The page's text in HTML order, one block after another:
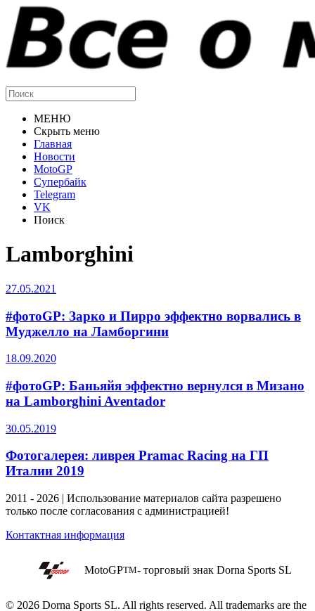
МЕНЮ
Скрыть меню
Главная
Новости
MotoGP
Супербайк
Telegram
VK
Поиск
Lamborghini
27.05.2021
#фотоGP: Зарко и Пирро эффектно ворвались в
Муджелло на Ламборгини
18.09.2020
#фотоGP: Баньяйя эффектно вернулся в Мизано
на Lamborghini Aventador
30.05.2019
Фотогалерея: ливрея Pramac Racing на ГП
Италии 2019
2011 - 2026 | Использование материалов сайта разрешено
только после согласования с администрацией!
Контактная информация
MotoGPTM- торговый знак Dorna Sports SL
© 2026 Dorna Sports SL. All rights reserved. All trademarks are the